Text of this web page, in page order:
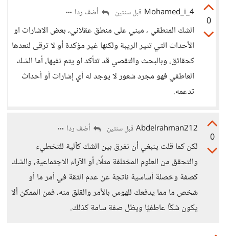
0
Mohamed_i_4 قبل سنتين أضف ردا
الشك المنطقي ، مبني على منطق عقلاني، بعض الاشارات او
الأحداث التي تثير الريبة ولكنها غير مؤكدة أو لا ترقى لنعدها
كحقائق، وبالبحث والتقصي قد تتأكد او يتم نفيها، أما الشك
العاطفي فهو مجرد شعور لا يوجد له أي إشارات أو أحداث
تدعمه.
0
Abdelrahman212 قبل سنتين أضف ردا
لكن كما قلت ينبغي أن نفرق بين الشك كآلية للتخطيء
والتحقق من العلوم المختلفة مثلًا، أو الآراء الاجتماعية، والشك
كصفة وخصلة أساسية ناتجة عن عدم الثقة في أمر ما أو
شخص ما مما يدفعك للهوس بالأمر والقلق منه، فمن الممكن ألا
يكون شكًا عاطفيًا ويظل صفة سامة كذلك.